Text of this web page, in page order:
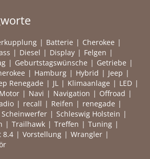
Batterie
Cherokee
Diesel Display
Felgen
Geburtstagswünsche
Getriebe
Hamburg Hybrid
Jeep
Renegade JL Klimaanlage
LED
Motor Navi Navigation
Offroad
recall Reifen
renegade
Scheinwerfer
Schleswig Holstein
Trailhawk Treffen
Tuning
8.4 Vorstellung
Wrangler